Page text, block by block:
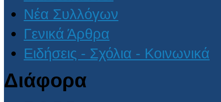
Νέα Συλλόγων
Γενικά Άρθρα
Ειδήσεις - Σχόλια - Κοινωνικά
Διάφορα